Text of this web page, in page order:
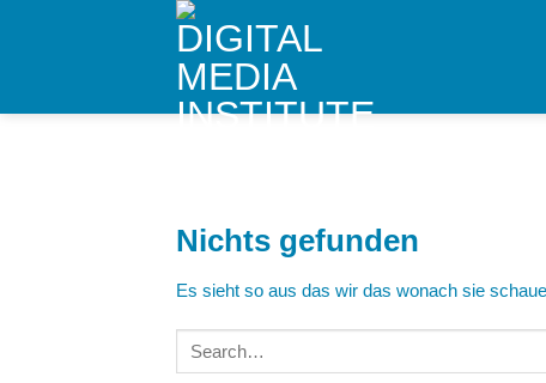
Nichts gefunden
Es sieht so aus das wir das wonach sie